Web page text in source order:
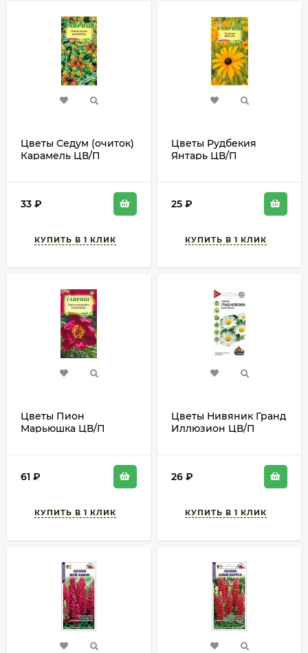
Цветы Седум (очиток)
Карамель ЦВ/П
33 ₽
Цветы Рудбекия
Янтарь ЦВ/П
25 ₽
Цветы Пион
Марьюшка ЦВ/П
61 ₽
Цветы Нивяник Гранд
Иллюзион ЦВ/П
26 ₽